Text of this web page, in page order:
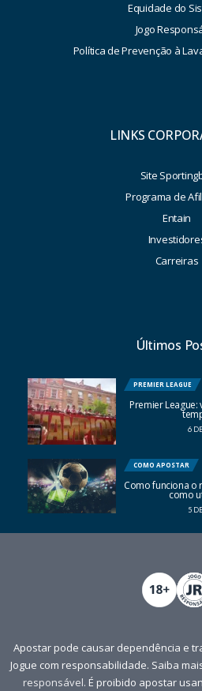
Equidade do
Jogo
Política de Prevenção à
LINKS
Site
Programa de
Entain
Carreiras
Últimos
PREMIER LEAGUE
Premier
6
COMO APOSTAR
Como funciona o
como
5
Apostar pode causar dependência e
Jogue com responsabilidade. Saiba
responsável. É proibido apostar